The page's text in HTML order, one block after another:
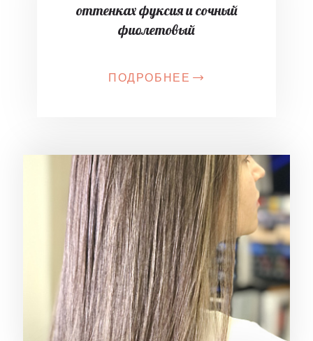
оттенках фуксия и сочный
фиолетовый
ПОДРОБНЕЕ